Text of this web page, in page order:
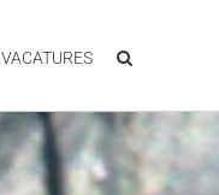
VACATURES